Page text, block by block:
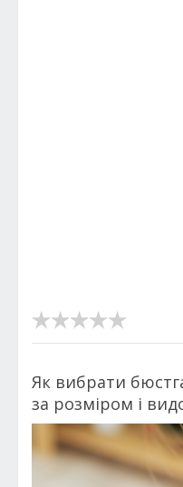
Як вибрати
за розміром і